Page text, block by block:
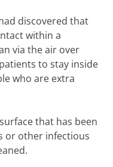
discovered that
within a
via the air over
to stay inside
who are extra
that has been
or other infectious